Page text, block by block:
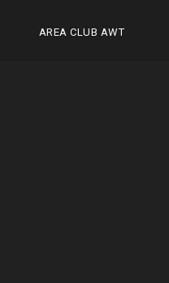
AREA CLUB AWT